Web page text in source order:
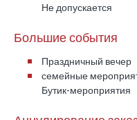
отдельный туалет.
Какова площадь
Около 300 м²
примерно 500 м².
Есть ли бассейн и
Не допускается
Большие события
Праздничный вечер
семейные
Бутик-мероприятия